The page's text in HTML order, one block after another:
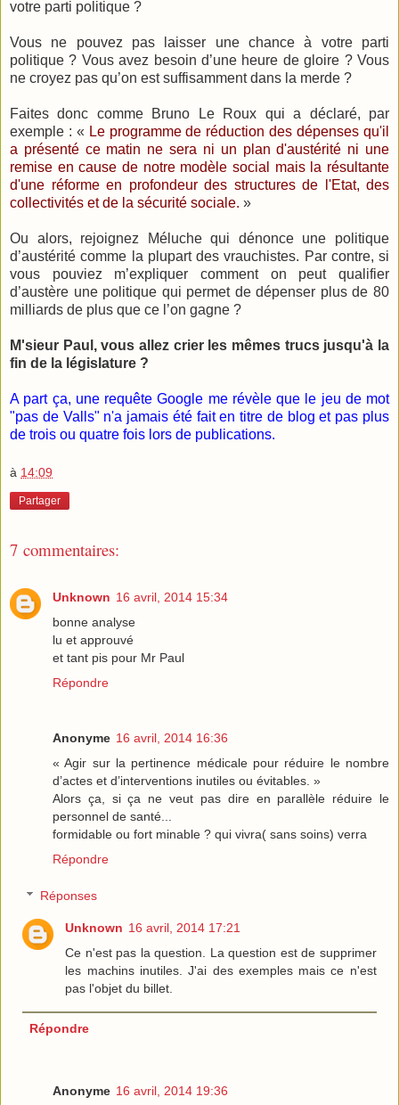
votre parti politique ?
Vous ne pouvez pas laisser une chance à votre parti
politique ? Vous avez besoin d’une heure de gloire ? Vous
ne croyez pas qu’on est suffisamment dans la merde ?
Faites donc comme Bruno Le Roux qui a déclaré, par
exemple : « Le programme de réduction des dépenses qu'il
a présenté ce matin ne sera ni un plan d'austérité ni une
remise en cause de notre modèle social mais la résultante
d'une réforme en profondeur des structures de l'Etat, des
collectivités et de la sécurité sociale. »
Ou alors, rejoignez Méluche qui dénonce une politique
d’austérité comme la plupart des vrauchistes. Par contre, si
vous pouviez m’expliquer comment on peut qualifier
d’austère une politique qui permet de dépenser plus de 80
milliards de plus que ce l’on gagne ?
M'sieur Paul, vous allez crier les mêmes trucs jusqu'à la
fin de la législature ?
A part ça, une requête Google me révèle que le jeu de mot
"pas de Valls" n'a jamais été fait en titre de blog et pas plus
de trois ou quatre fois lors de publications.
à 14:09
Partager
7 commentaires:
Unknown 16 avril, 2014 15:34
bonne analyse
lu et approuvé
et tant pis pour Mr Paul
Répondre
Anonyme 16 avril, 2014 16:36
« Agir sur la pertinence médicale pour réduire le nombre
d’actes et d’interventions inutiles ou évitables. »
Alors ça, si ça ne veut pas dire en parallèle réduire le
personnel de santé...
formidable ou fort minable ? qui vivra( sans soins) verra
Répondre
Réponses
Unknown 16 avril, 2014 17:21
Ce n'est pas la question. La question est de supprimer
les machins inutiles. J'ai des exemples mais ce n'est
pas l'objet du billet.
Répondre
Anonyme 16 avril, 2014 19:36